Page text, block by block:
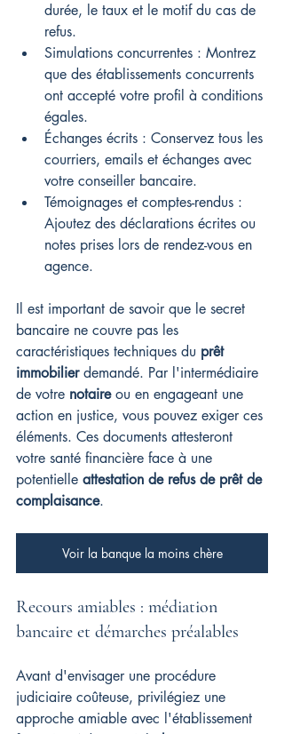
durée, le taux et le motif du cas de
refus.
Simulations concurrentes : Montrez
que des établissements concurrents
ont accepté votre profil à conditions
égales.
Échanges écrits : Conservez tous les
courriers, emails et échanges avec
votre conseiller bancaire.
Témoignages et comptes-rendus :
Ajoutez des déclarations écrites ou
notes prises lors de rendez-vous en
agence.
Il est important de savoir que le secret
bancaire ne couvre pas les
caractéristiques techniques du prêt
immobilier demandé. Par l'intermédiaire
de votre notaire ou en engageant une
action en justice, vous pouvez exiger ces
éléments. Ces documents attesteront
votre santé financière face à une
potentielle attestation de refus de prêt de
complaisance.
Voir la banque la moins chère
Recours amiables : médiation
bancaire et démarches préalables
Avant d'envisager une procédure
judiciaire coûteuse, privilégiez une
approche amiable avec l'établissement